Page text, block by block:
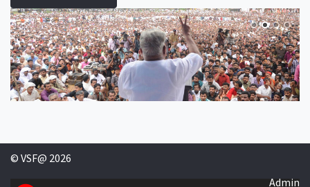
© VSF@ 2026
Admin